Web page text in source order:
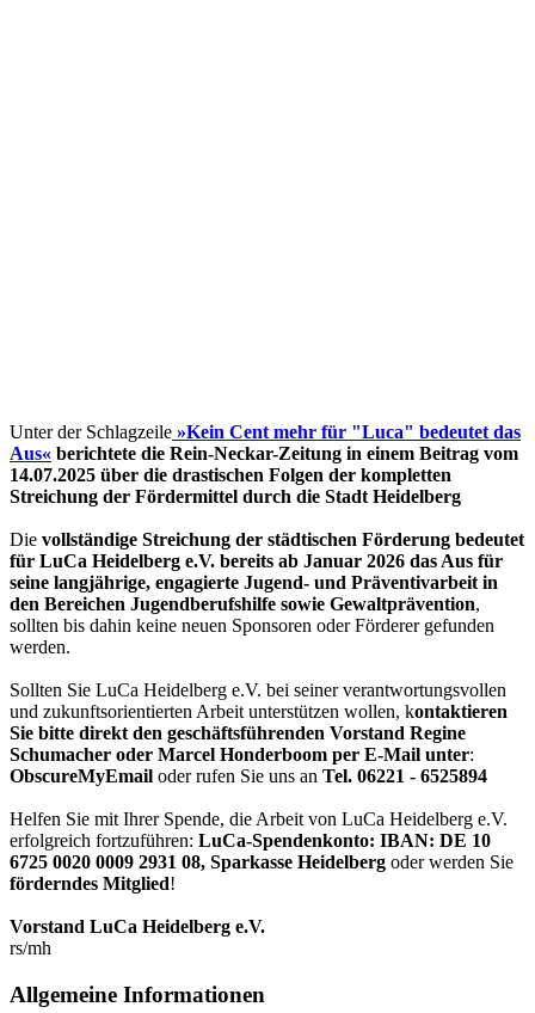
Unter der Schlagzeile »Kein Cent mehr für "Luca" bedeutet das
Aus« berichtete die Rein-Neckar-Zeitung in einem Beitrag vom
14.07.2025 über die drastischen Folgen der kompletten
Streichung der Fördermittel durch die Stadt Heidelberg
Die vollständige Streichung der städtischen Förderung bedeutet
für LuCa Heidelberg e.V. bereits ab Januar 2026 das Aus für
seine langjährige, engagierte Jugend- und Präventivarbeit in
den Bereichen Jugendberufshilfe sowie Gewaltprävention,
sollten bis dahin keine neuen Sponsoren oder Förderer gefunden
werden.
Sollten Sie LuCa Heidelberg e.V. bei seiner verantwortungsvollen
und zukunftsorientierten Arbeit unterstützen wollen, kontaktieren
Sie bitte direkt den geschäftsführenden Vorstand Regine
Schumacher oder Marcel Honderboom per E-Mail unter:
ObscureMyEmail oder rufen Sie uns an Tel. 06221 - 6525894
Helfen Sie mit Ihrer Spende, die Arbeit von LuCa Heidelberg e.V.
erfolgreich fortzuführen: LuCa-Spendenkonto: IBAN: DE 10
6725 0020 0009 2931 08, Sparkasse Heidelberg oder werden Sie
förderndes Mitglied!
Vorstand LuCa Heidelberg e.V.
rs/mh
Allgemeine Informationen